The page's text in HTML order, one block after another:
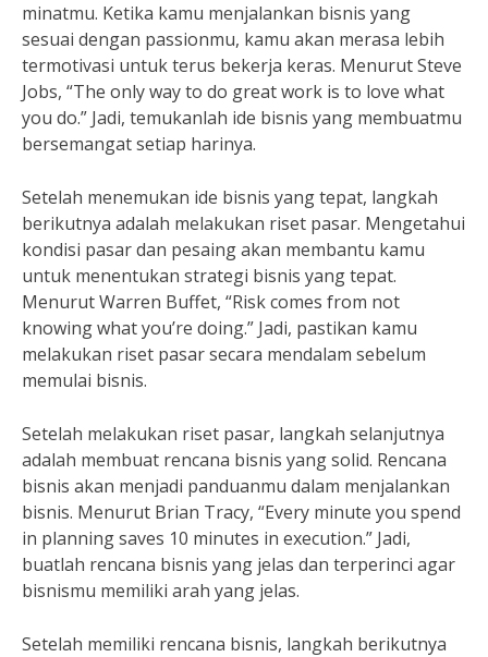
minatmu. Ketika kamu menjalankan bisnis yang
sesuai dengan passionmu, kamu akan merasa lebih
termotivasi untuk terus bekerja keras. Menurut Steve
Jobs, “The only way to do great work is to love what
you do.” Jadi, temukanlah ide bisnis yang membuatmu
bersemangat setiap harinya.
Setelah menemukan ide bisnis yang tepat, langkah
berikutnya adalah melakukan riset pasar. Mengetahui
kondisi pasar dan pesaing akan membantu kamu
untuk menentukan strategi bisnis yang tepat.
Menurut Warren Buffet, “Risk comes from not
knowing what you’re doing.” Jadi, pastikan kamu
melakukan riset pasar secara mendalam sebelum
memulai bisnis.
Setelah melakukan riset pasar, langkah selanjutnya
adalah membuat rencana bisnis yang solid. Rencana
bisnis akan menjadi panduanmu dalam menjalankan
bisnis. Menurut Brian Tracy, “Every minute you spend
in planning saves 10 minutes in execution.” Jadi,
buatlah rencana bisnis yang jelas dan terperinci agar
bisnismu memiliki arah yang jelas.
Setelah memiliki rencana bisnis, langkah berikutnya